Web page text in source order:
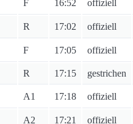
F 16:52 offiziell
R 17:02 offiziell
F 17:05 offiziell
R 17:15 gestrichen
A1 17:18 offiziell
A2 17:21 offiziell